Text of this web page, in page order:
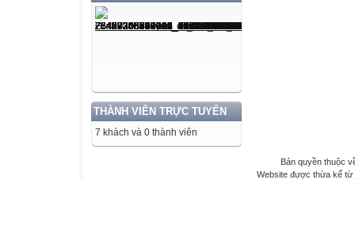
THÀNH VIÊN TRỰC TUYẾN
7 khách và 0 thành viên
Bản quyền thuộc
Website được thừa kế từ